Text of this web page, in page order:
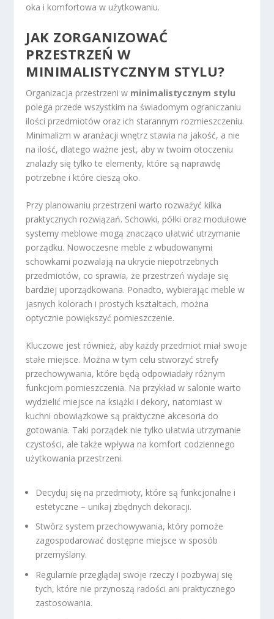
oka i komfortowa w użytkowaniu.
JAK ZORGANIZOWAĆ
PRZESTRZEŃ W
MINIMALISTYCZNYM STYLU?
Organizacja przestrzeni w minimalistycznym stylu
polega przede wszystkim na świadomym ograniczaniu
ilości przedmiotów oraz ich starannym rozmieszczeniu.
Minimalizm w aranżacji wnętrz stawia na jakość, a nie
na ilość, dlatego ważne jest, aby w twoim otoczeniu
znalazły się tylko te elementy, które są naprawdę
potrzebne i które cieszą oko.
Przy planowaniu przestrzeni warto rozważyć kilka
praktycznych rozwiązań. Schowki, półki oraz modułowe
systemy meblowe mogą znacząco ułatwić utrzymanie
porządku. Nowoczesne meble z wbudowanymi
schowkami pozwalają na ukrycie niepotrzebnych
przedmiotów, co sprawia, że przestrzeń wydaje się
bardziej uporządkowana. Ponadto, wybierając meble w
jasnych kolorach i prostych kształtach, można
optycznie powiększyć pomieszczenie.
Kluczowe jest również, aby każdy przedmiot miał swoje
stałe miejsce. Można w tym celu stworzyć strefy
przechowywania, które będą odpowiadały różnym
funkcjom pomieszczenia. Na przykład w salonie warto
wydzielić miejsce na książki i dekory, natomiast w
kuchni obowiązkowe są praktyczne akcesoria do
gotowania. Taki porządek nie tylko ułatwia utrzymanie
czystości, ale także wpływa na komfort codziennego
użytkowania przestrzeni.
Decyduj się na przedmioty, które są funkcjonalne i
estetyczne – unikaj zbędnych dekoracji.
Stwórz system przechowywania, który pomoże
zagospodarować dostępne miejsce w sposób
przemyślany.
Regularnie przeglądaj swoje rzeczy i pozbywaj się
tych, które nie przynoszą radości ani praktycznego
zastosowania.